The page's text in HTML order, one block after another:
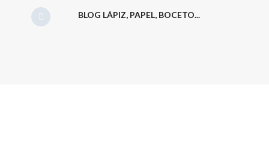
BLOG LÁPIZ, PAPEL, BOCETO...